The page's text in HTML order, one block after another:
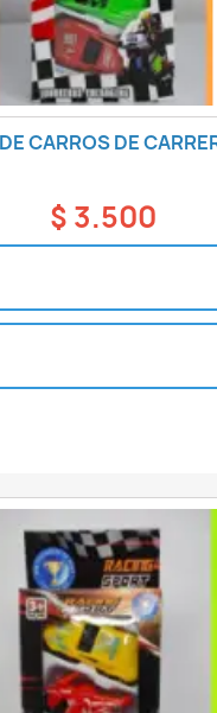
CARROS DE
$ 3.500